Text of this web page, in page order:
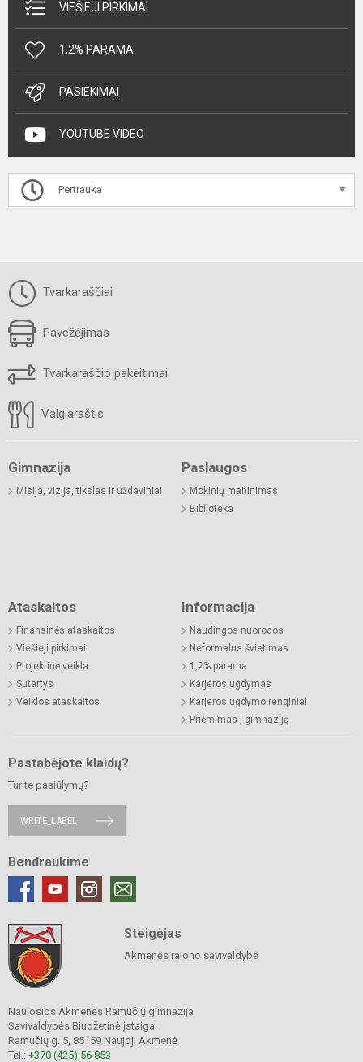
VIEŠIEJI PIRKIMAI
1,2% PARAMA
PASIEKIMAI
YOUTUBE VIDEO
Pertrauka
Tvarkaraščiai
Pavežėjimas
Tvarkaraščio pakeitimai
Valgiaraštis
Gimnazija
Misija, vizija, tikslas ir uždaviniai
Paslaugos
Mokinių maitinimas
Biblioteka
Ataskaitos
Finansinės ataskaitos
Viešieji pirkimai
Projektinė veikla
Sutartys
Veiklos ataskaitos
Informacija
Naudingos nuorodos
Neformalus švietimas
1,2% parama
Karjeros ugdymas
Karjeros ugdymo renginiai
Priėmimas į gimnaziją
Pastabėjote klaidų?
Turite pasiūlymų?
WRITE_LABEL
Bendraukime
Steigėjas
Akmenės rajono savivaldybė
Naujosios Akmenės Ramučių gimnazija
Savivaldybės Biudžetinė įstaiga.
Ramučių g. 5, 85159 Naujoji Akmenė
Tel.: +370 (425) 56 853